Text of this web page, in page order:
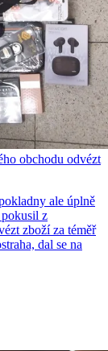
obchodu odvézt
ale úplně
z
zboží za téměř
dal se na